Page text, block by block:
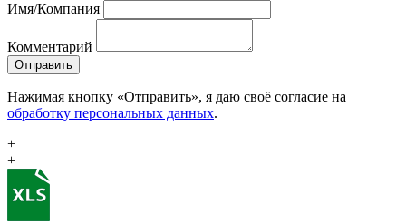
Имя/Компания
Комментарий
Отправить
Нажимая кнопку «Отправить», я даю своё согласие на
обработку персональных данных.
+
+